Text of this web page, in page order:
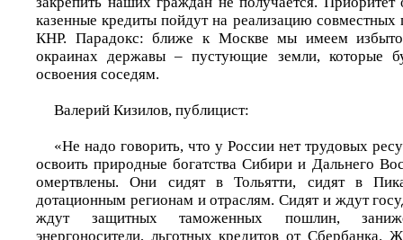
казенные кредиты пойдут на реализацию совместных
КНР. Парадокс: ближе к Москве мы имеем
окраинах державы – пустующие земли, которые
освоения соседям.
Валерий Кизилов, публицист:
«Не надо говорить, что у России нет трудовых
освоить природные богатства Сибири и Дальнего
омертвлены. Они сидят в Тольятти, сидят в
дотационным регионам и отраслям. Сидят и ждут
ждут защитных таможенных пошлин,
энергоносители, льготных кредитов от Сбербанка.